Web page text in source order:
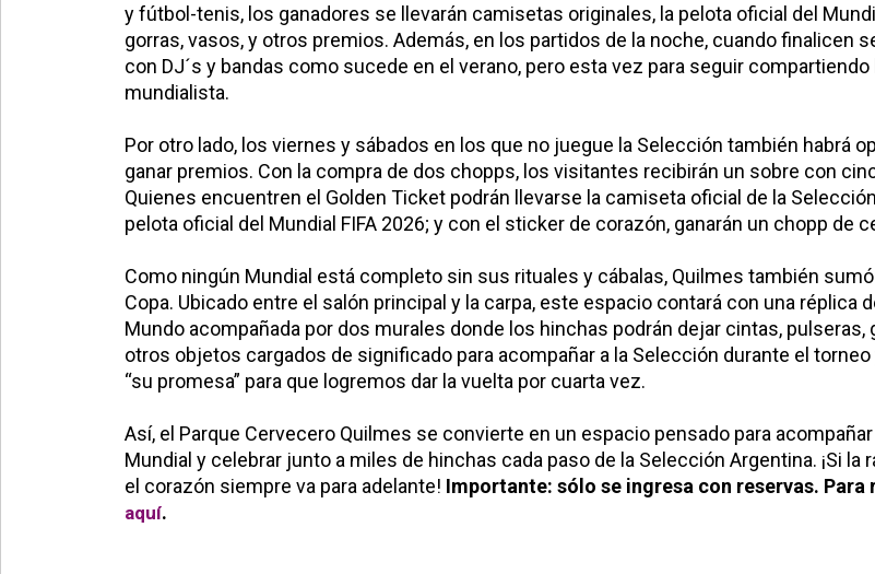
y fútbol-tenis, los ganadores se llevarán camisetas originales, la pelota oficial del
gorras, vasos, y otros premios. Además, en los partidos de la noche, cuando finalicen
con DJ´s y bandas como sucede en el verano, pero esta vez para seguir compartiendo
mundialista.
Por otro lado, los viernes y sábados en los que no juegue la Selección también habrá
ganar premios. Con la compra de dos chopps, los visitantes recibirán un sobre con
Quienes encuentren el Golden Ticket podrán llevarse la camiseta oficial de la
pelota oficial del Mundial FIFA 2026; y con el sticker de corazón, ganarán un chopp de
Como ningún Mundial está completo sin sus rituales y cábalas, Quilmes también
Copa. Ubicado entre el salón principal y la carpa, este espacio contará con una réplica
Mundo acompañada por dos murales donde los hinchas podrán dejar cintas, pulseras,
otros objetos cargados de significado para acompañar a la Selección durante el
“su promesa” para que logremos dar la vuelta por cuarta vez.
Así, el Parque Cervecero Quilmes se convierte en un espacio pensado para
Mundial y celebrar junto a miles de hinchas cada paso de la Selección Argentina. ¡Si la
el corazón siempre va para adelante! Importante: sólo se ingresa con reservas. Para
aquí.